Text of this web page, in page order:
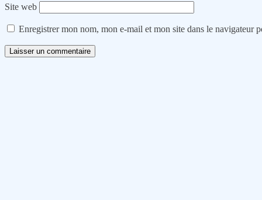
Site web
Enregistrer mon nom, mon e-mail et mon site dans le navigateur